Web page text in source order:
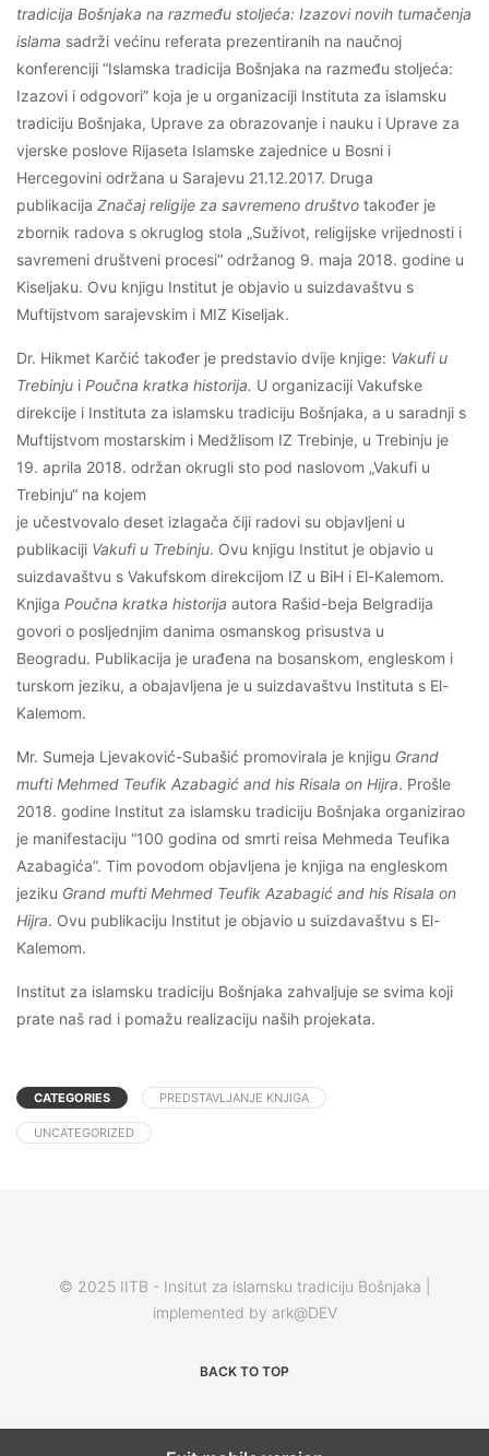
tradicija Bošnjaka na razmeđu stoljeća: Izazovi novih tumačenja
islama sadrži većinu referata prezentiranih na naučnoj
konferenciji “Islamska tradicija Bošnjaka na razmeđu stoljeća:
Izazovi i odgovori” koja je u organizaciji Instituta za islamsku
tradiciju Bošnjaka, Uprave za obrazovanje i nauku i Uprave za
vjerske poslove Rijaseta Islamske zajednice u Bosni i
Hercegovini održana u Sarajevu 21.12.2017. Druga
publikacija Značaj religije za savremeno društvo također je
zbornik radova s okruglog stola „Suživot, religijske vrijednosti i
savremeni društveni procesi“ održanog 9. maja 2018. godine u
Kiseljaku. Ovu knjigu Institut je objavio u suizdavaštvu s
Muftijstvom sarajevskim i MIZ Kiseljak.
Dr. Hikmet Karčić također je predstavio dvije knjige: Vakufi u
Trebinju i Poučna kratka historija. U organizaciji Vakufske
direkcije i Instituta za islamsku tradiciju Bošnjaka, a u saradnji s
Muftijstvom mostarskim i Medžlisom IZ Trebinje, u Trebinju je
19. aprila 2018. održan okrugli sto pod naslovom „Vakufi u
Trebinju“ na kojem
je učestvovalo deset izlagača čiji radovi su objavljeni u
publikaciji Vakufi u Trebinju. Ovu knjigu Institut je objavio u
suizdavaštvu s Vakufskom direkcijom IZ u BiH i El-Kalemom.
Knjiga Poučna kratka historija autora Rašid-beja Belgradija
govori o posljednjim danima osmanskog prisustva u
Beogradu. Publikacija je urađena na bosanskom, engleskom i
turskom jeziku, a obajavljena je u suizdavaštvu Instituta s El-
Kalemom.
Mr. Sumeja Ljevaković-Subašić promovirala je knjigu Grand
mufti Mehmed Teufik Azabagić and his Risala on Hijra. Prošle
2018. godine Institut za islamsku tradiciju Bošnjaka organizirao
je manifestaciju “100 godina od smrti reisa Mehmeda Teufika
Azabagića”. Tim povodom objavljena je knjiga na engleskom
jeziku Grand mufti Mehmed Teufik Azabagić and his Risala on
Hijra. Ovu publikaciju Institut je objavio u suizdavaštvu s El-
Kalemom.
Institut za islamsku tradiciju Bošnjaka zahvaljuje se svima koji
prate naš rad i pomažu realizaciju naših projekata.
CATEGORIES PREDSTAVLJANJE KNJIGA
UNCATEGORIZED
© 2025 IITB - Insitut za islamsku tradiciju Bošnjaka |
implemented by ark@DEV
BACK TO TOP